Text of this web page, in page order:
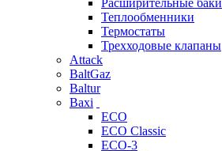
Расширительные баки
Теплообменники
Термостаты
Трехходовые клапаны
Attack
BaltGaz
Baltur
Baxi
ECO
ECO Classic
ECO-3